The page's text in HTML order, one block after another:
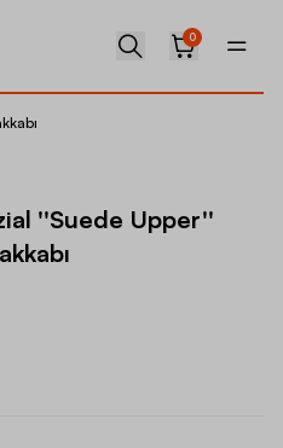
0
''Suede Upper''